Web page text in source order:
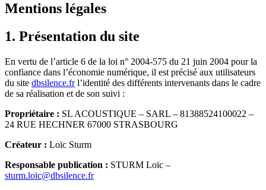
Mentions légales
1. Présentation du site
En vertu de l’article 6 de la loi n° 2004-575 du 21 juin 2004 pour la
confiance dans l’économie numérique, il est précisé aux utilisateurs
du site dbsilence.frl’identité des différents intervenants dans le cadre
de sa réalisation et de son suivi :
Propriétaire : SL ACOUSTIQUE – SARL – 81388524100022 –
24 RUE HECHNER 67000 STRASBOURG
Créateur : Loïc Sturm
Responsable publication : STURM Loïc –
sturm.loic@dbsilence.fr